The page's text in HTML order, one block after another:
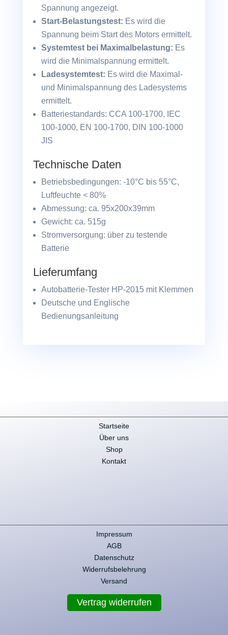
Spannung angezeigt.
Start-Belastungstest: Es wird die
Spannung beim Start des Motors ermittelt.
Systemtest bei Maximalbelastung: Es
wird die Minimalspannung ermittelt.
Ladesystemtest: Es wird die Maximal-
und Minimalspannung des Ladesystems
ermittelt.
Batteriestandards: CCA 100-1700, IEC
100-1000, EN 100-1700, DIN 100-1000
JIS
Technische Daten
Betriebsbedingungen: -10°C bis 55°C,
Luftfeuchte < 80%
Abmessung: ca. 95x200x39mm
Gewicht: ca. 515g
Stromversorgung: über zu testende
Batterie
Lieferumfang
Autobatterie-Tester HP-2015 mit Klemmen
Deutsche und Englische
Bedienungsanleitung
Startseite
Über uns
Shop
Kontakt
Impressum
AGB
Datenschutz
Widerrufsbelehrung
Versand
Vertrag widerrufen